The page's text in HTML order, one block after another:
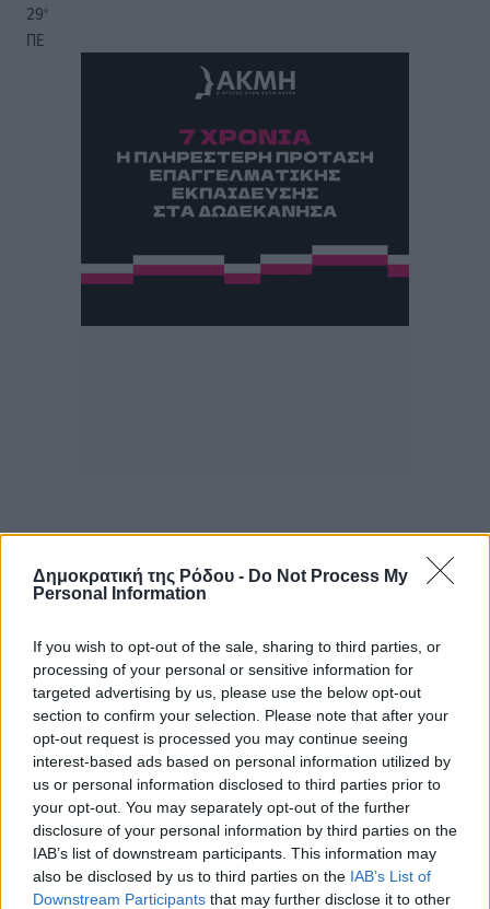
Δημοκρατική της Ρόδου - Do Not Process My
Personal Information
If you wish to opt-out of the sale, sharing to third parties, or
processing of your personal or sensitive information for
targeted advertising by us, please use the below opt-out
section to confirm your selection. Please note that after your
opt-out request is processed you may continue seeing
interest-based ads based on personal information utilized by
us or personal information disclosed to third parties prior to
your opt-out. You may separately opt-out of the further
disclosure of your personal information by third parties on the
IAB’s list of downstream participants. This information may
also be disclosed by us to third parties on the IAB’s List of
Downstream Participants that may further disclose it to other
29°
ΠΕ
Ροή ειδήσεων